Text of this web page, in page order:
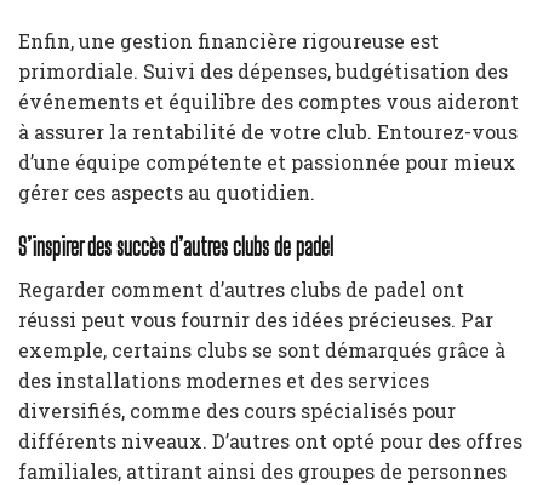
Enfin, une gestion financière rigoureuse est
primordiale. Suivi des dépenses, budgétisation des
événements et équilibre des comptes vous aideront
à assurer la rentabilité de votre club. Entourez-vous
d’une équipe compétente et passionnée pour mieux
gérer ces aspects au quotidien.
S’inspirer des succès d’autres clubs de padel
Regarder comment d’autres clubs de padel ont
réussi peut vous fournir des idées précieuses. Par
exemple, certains clubs se sont démarqués grâce à
des installations modernes et des services
diversifiés, comme des cours spécialisés pour
différents niveaux. D’autres ont opté pour des offres
familiales, attirant ainsi des groupes de personnes